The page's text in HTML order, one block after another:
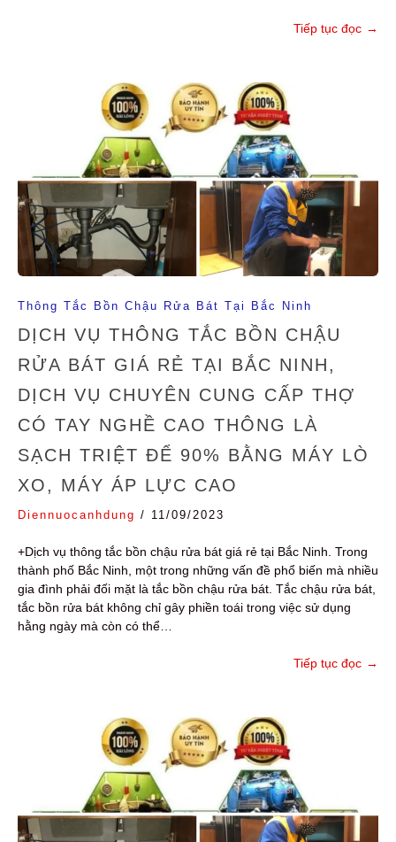
Tiếp tục đọc →
Thông Tắc Bồn Chậu Rửa Bát Tại Bắc Ninh
DỊCH VỤ THÔNG TẮC BỒN CHẬU
RỬA BÁT GIÁ RẺ TẠI BẮC NINH,
DỊCH VỤ CHUYÊN CUNG CẤP THỢ
CÓ TAY NGHỀ CAO THÔNG LÀ
SẠCH TRIỆT ĐỂ 90% BẰNG MÁY LÒ
XO, MÁY ÁP LỰC CAO
Diennuocanhdung / 11/09/2023
+Dịch vụ thông tắc bồn chậu rửa bát giá rẻ tại Bắc Ninh. Trong
thành phố Bắc Ninh, một trong những vấn đề phổ biến mà nhiều
gia đình phải đối mặt là tắc bồn chậu rửa bát. Tắc chậu rửa bát,
tắc bồn rửa bát không chỉ gây phiền toái trong việc sử dụng
hằng ngày mà còn có thể…
Tiếp tục đọc →